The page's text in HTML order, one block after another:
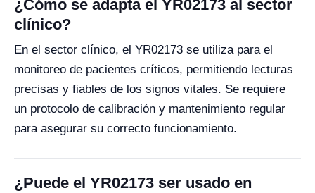
¿Cómo se adapta el YR02173 al sector
clínico?
En el sector clínico, el YR02173 se utiliza para el
monitoreo de pacientes críticos, permitiendo lecturas
precisas y fiables de los signos vitales. Se requiere
un protocolo de calibración y mantenimiento regular
para asegurar su correcto funcionamiento.
¿Puede el YR02173 ser usado en